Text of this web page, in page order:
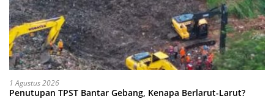
1 Agustus 2026
Penutupan TPST Bantar Gebang, Kenapa Berlarut-Larut?